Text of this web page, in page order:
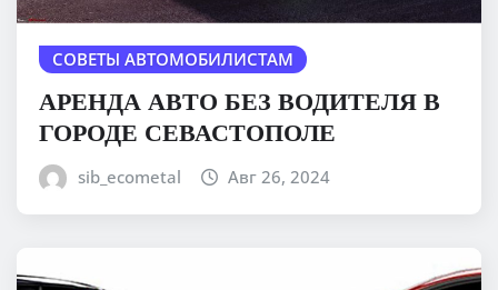
СОВЕТЫ АВТОМОБИЛИСТАМ
АРЕНДА АВТО БЕЗ ВОДИТЕЛЯ В
ГОРОДЕ СЕВАСТОПОЛЕ
sib_ecometal Авг 26, 2024